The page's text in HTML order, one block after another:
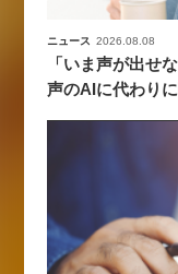
ニュース 2026.08.08
「いま声が出せ
声のAIに代わり